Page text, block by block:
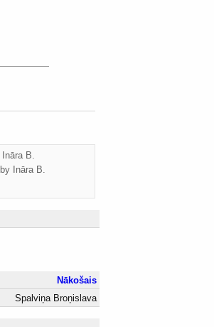
Ināra B.
by Ināra B.
Nākošais
Spalviņa Broņislava